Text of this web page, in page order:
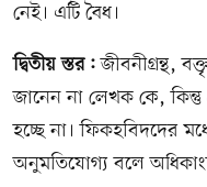
নেই। এটি বৈধ।
দ্বিতীয় স্তর:জীবনীগ্রন্থ,
জানেন না লেখক কে, কিন্তু
হচ্ছে না। ফিকহবিদদের
অনুমতিযোগ্য বলে